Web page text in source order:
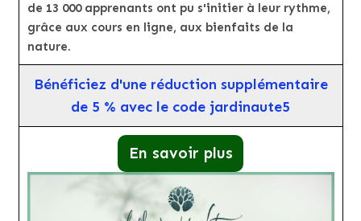
de 13 000 apprenants ont pu s'initier à leur rythme,
grâce aux cours en ligne, aux bienfaits de la
nature.
Bénéficiez d'une réduction supplémentaire
de 5 % avec le code jardinaute5
En savoir plus